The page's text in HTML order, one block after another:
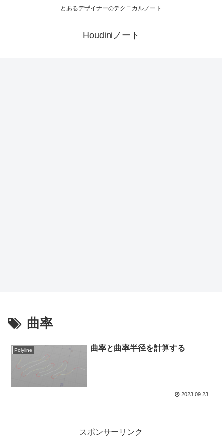
とあるデザイナーのテクニカルノート
Houdiniノート
曲率
Polyline 曲率と曲率半径を計算する
2023.09.23
スポンサーリンク